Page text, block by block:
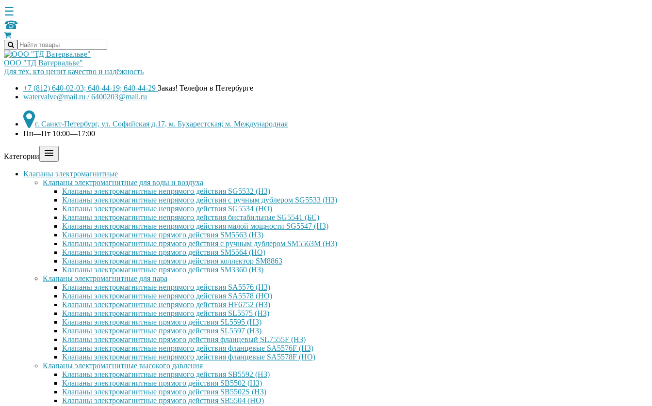
☰
☎
ООО "ТД Ватервальве"
Для тех, кто ценит качество и надёжность
+7 (812) 640-02-03; 640-44-19; 640-44-29 Заказ! Телефон в Петербурге
watervalve@mail.ru / 6400203@mail.ru
г. Санкт-Петербург, ул. Софийская д.17, м. Бухарестская; м. Международная
Пн—Пт 10:00—17:00
Категории 
Клапаны электромагнитные
Клапаны электромагнитные для воды и воздуха
Клапаны электромагнитные непрямого действия SG5532 (НЗ)
Клапаны электромагнитные непрямого действия с ручным дублером SG5533 (НЗ)
Клапаны электромагнитные непрямого действия SG5534 (НО)
Клапаны электромагнитные непрямого действия бистабильные SG5541 (БС)
Клапаны электромагнитные непрямого действия малой мощности SG5547 (НЗ)
Клапаны электромагнитные прямого действия SM5563 (НЗ)
Клапаны электромагнитные прямого действия с ручным дублером SM5563M (НЗ)
Клапаны электромагнитные прямого действия SM5564 (НО)
Клапаны электромагнитные прямого дейcтвия коллектор SM8863
Клапаны электромагнитные прямого действия SM3360 (НЗ)
Клапаны электромагнитные для пара
Клапаны электромагнитные непрямого действия SA5576 (НЗ)
Клапаны электромагнитные непрямого действия SA5578 (НО)
Клапаны электромагнитные непрямого действия HF6752 (НЗ)
Клапаны электромагнитные непрямого действия SL5575 (НЗ)
Клапаны электромагнитные прямого действия SL5595 (НЗ)
Клапаны электромагнитные прямого действия SL5597 (НЗ)
Клапаны электромагнитные прямого действия фланцевый SL7555F (НЗ)
Клапаны электромагнитные непрямого действия фланцевые SA5576F (НЗ)
Клапаны электромагнитные непрямого действия фланцевые SA5578F (НО)
Клапаны электромагнитные высокого давления
Клапаны электромагнитные непрямого действия SB5592 (НЗ)
Клапаны электромагнитные прямого действия SB5502 (НЗ)
Клапаны электромагнитные прямого действия SB5502S (НЗ)
Клапаны электромагнитные прямого действия SB5504 (НО)